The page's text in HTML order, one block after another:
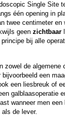
Single Site
één opening in
twee centimeter en
geen zichtbaar
bij alle
zowel de algemene
een
een liesbreuk of
galblaasoperatie
wanneer men een
de lever.